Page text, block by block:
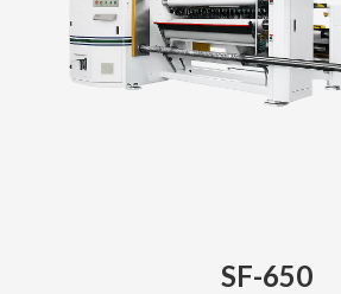
SF-650